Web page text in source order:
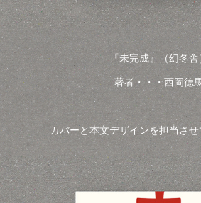
『未完成』（幻冬舎
著者・・・西岡德
カバーと本文デザインを担当させ